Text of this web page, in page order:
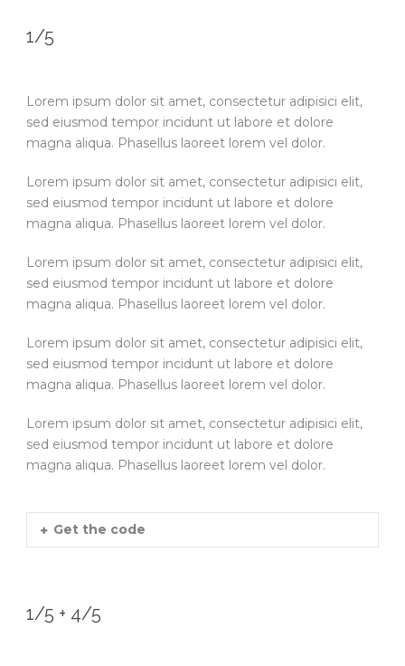
1/5
Lorem ipsum dolor sit amet, consectetur adipisici elit,
sed eiusmod tempor incidunt ut labore et dolore
magna aliqua. Phasellus laoreet lorem vel dolor.
Lorem ipsum dolor sit amet, consectetur adipisici elit,
sed eiusmod tempor incidunt ut labore et dolore
magna aliqua. Phasellus laoreet lorem vel dolor.
Lorem ipsum dolor sit amet, consectetur adipisici elit,
sed eiusmod tempor incidunt ut labore et dolore
magna aliqua. Phasellus laoreet lorem vel dolor.
Lorem ipsum dolor sit amet, consectetur adipisici elit,
sed eiusmod tempor incidunt ut labore et dolore
magna aliqua. Phasellus laoreet lorem vel dolor.
Lorem ipsum dolor sit amet, consectetur adipisici elit,
sed eiusmod tempor incidunt ut labore et dolore
magna aliqua. Phasellus laoreet lorem vel dolor.
Get the code
1/5 + 4/5